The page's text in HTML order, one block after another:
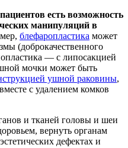
есть возможность
манипуляций в
блефаропластика может
(доброкачественного
— с липосакцией
мочки может быть
ушной раковины,
с удалением комков
и тканей головы и шеи
вернуть органам
дефектах и